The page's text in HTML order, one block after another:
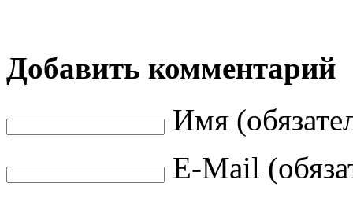
Добавить комментарий
Имя
E-Mail